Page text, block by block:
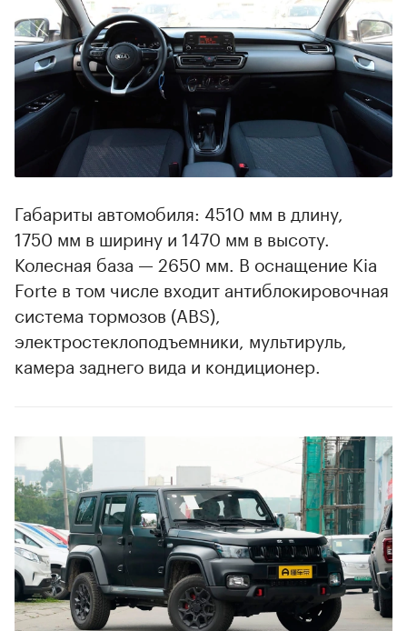
Габариты автомобиля: 4510 мм в длину,
1750 мм в ширину и 1470 мм в высоту.
Колесная база — 2650 мм. В оснащение Kia
Forte в том числе входит антиблокировочная
система тормозов (ABS),
электростеклоподъемники, мультируль,
камера заднего вида и кондиционер.